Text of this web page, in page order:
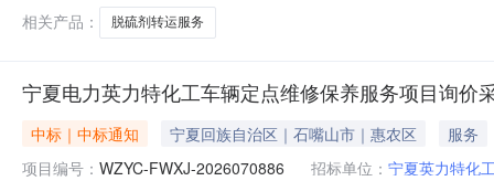
相关产品：
脱硫剂转运服务
宁夏电力英力特化工车辆定点维修保养服务项目询价
中标｜中标通知 宁夏回族自治区｜石嘴山市｜惠农区
服务
项目编号： WZYC-FWXJ-2026070886 招标单位： 宁夏英力特化